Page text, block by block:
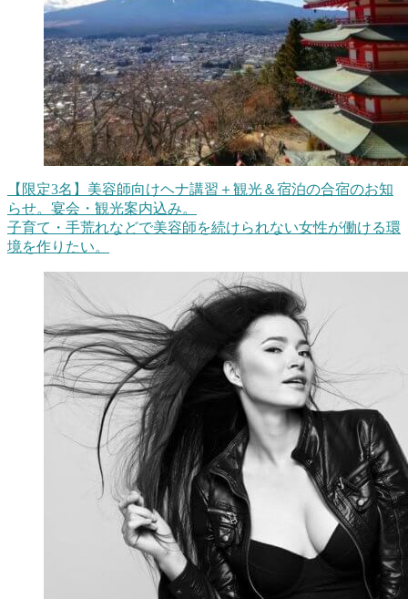
【限定3名】美容師向けヘナ講習＋観光＆宿泊の合宿のお知
らせ。宴会・観光案内込み。
子育て・手荒れなどで美容師を続けられない女性が働ける環
境を作りたい。